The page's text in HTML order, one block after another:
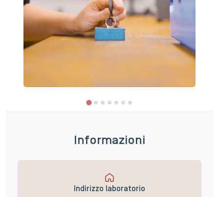
Informazioni
Indirizzo laboratorio